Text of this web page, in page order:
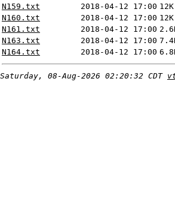
N159.txt
2018-04-12 17:00 12K
N160.txt
2018-04-12 17:00 12K
N161.txt
2018-04-12 17:00
N163.txt
2018-04-12 17:00
N164.txt
2018-04-12 17:00
Saturday, 08-Aug-2026 02:20:32 CDT